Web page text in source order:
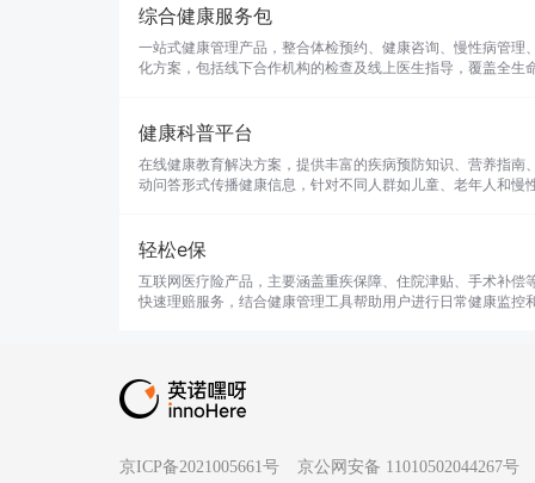
综合健康服务包
一站式健康管理产品，整合体检预约、健康咨询、慢性病管
化方案，包括线下合作机构的检查及线上医生指导，覆盖全生
健康科普平台
在线健康教育解决方案，提供丰富的疾病预防知识、营养指
动问答形式传播健康信息，针对不同人群如儿童、老年人和慢
轻松e保
互联网医疗险产品，主要涵盖重疾保障、住院津贴、手术补
快速理赔服务，结合健康管理工具帮助用户进行日常健康监控
京ICP备2021005661号
京公网安备 11010502044267号